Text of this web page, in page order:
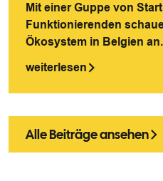
Mit einer Guppe von
Funktionierenden
Ökosystem in Belgien
weiterlesen
Alle Beiträge ansehen